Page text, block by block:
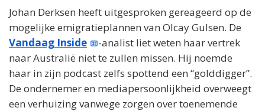
Johan Derksen heeft uitgesproken gereageerd op de
mogelijke emigratieplannen van Olcay Gulsen. De
Vandaag Inside
-analist liet weten haar vertrek
naar Australië niet te zullen missen. Hij noemde
haar in zijn podcast zelfs spottend een “golddigger”.
De ondernemer en mediapersoonlijkheid overweegt
een verhuizing vanwege zorgen over toenemende